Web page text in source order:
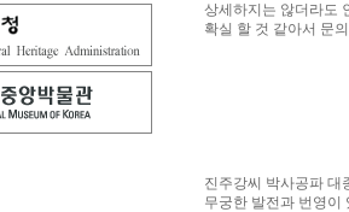
상세하지는 않더라도
확실 할 것 같아서 문
진주강씨 박사공파 대
무궁한 발전과 번영이